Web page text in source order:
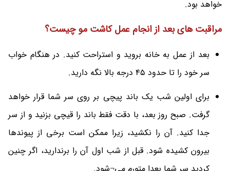
خواهد بود.
مراقبت های بعد از انجام عمل کاشت مو چیست؟
بعد از عمل به خانه بروید و استراحت کنید. در هنگام خواب
سر خود را تا حدود 45 درجه بالا نگه دارید.
برای اولین شب یک باند پیچی بر روی سر شما قرار خواهد
گرفت. صبح روز بعد، با دقت فقط باند را قیچی بزنید و از سر
جدا کنید. آن را نکشید، زیرا ممکن است برخی از پیوندها
بیرون کشیده شود. قبل از شب اول آن را برندارید، اگر چنین